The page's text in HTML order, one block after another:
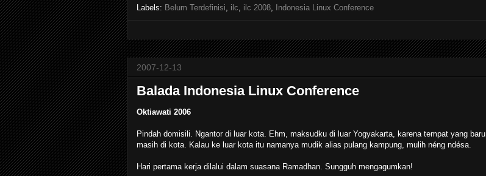
Labels: Belum Terdefinisi ilc ilc 2008 Indonesia Linux Conference
2007-12-13
Balada Indonesia Linux Conference
Oktiawati 2006
Pindah domisili. Ngantor di luar kota. Ehm, maksudku di luar Yogyakarta, karena tempat yang baru
masih di kota. Kalau ke luar kota itu namanya mudik alias pulang kampung, mulih néng ndésa.
Hari pertama kerja dilalui dalam suasana Ramadhan. Sungguh mengagumkan!